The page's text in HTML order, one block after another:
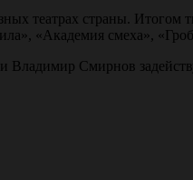
театрах страны. Итогом
«Академия смеха»,
Смирнов